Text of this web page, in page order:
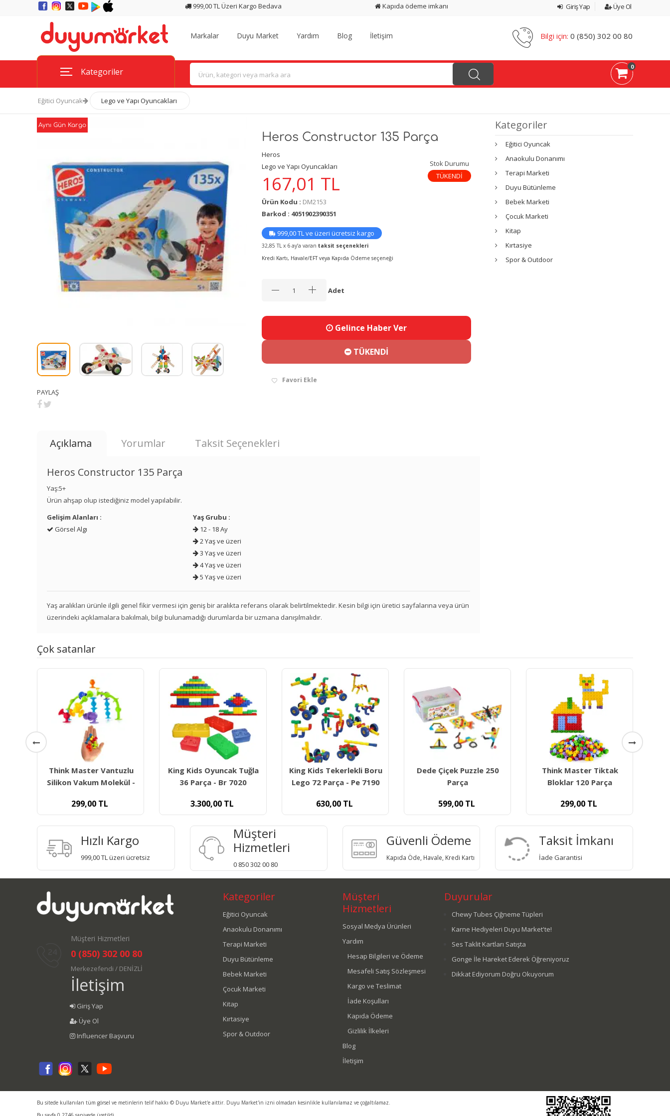
999,00 TL Üzeri Kargo Bedava Kapıda ödeme imkanı Giriş Yap Üye Ol
Markalar Duyu Market Yardım Blog İletişim Bilgi için: 0 (850) 302 00 80
Kategoriler 0
Eğitici Oyuncak Lego ve Yapı Oyuncakları
Aynı Gün Kargo
PAYLAŞ
Heros Constructor 135 Parça
Heros
Lego ve Yapı Oyuncakları
Stok Durumu
TÜKENDİ
167,01 TL
Ürün Kodu : DM2153
Barkod : 4051902390351
999,00 TL ve üzeri ücretsiz kargo
32,85 TL x 6 ay’a varan taksit seçenekleri
Kredi Kartı, Havale/EFT veya Kapıda Ödeme seçeneği
Adet
Gelince Haber Ver
TÜKENDİ
Favori Ekle
Açıklama Yorumlar Taksit Seçenekleri
Heros Constructor 135 Parça
Yaş:5+
Ürün ahşap olup istediğiniz model yapılabilir.
Gelişim Alanları :
Görsel Algı
Yaş Grubu :
12 - 18 Ay
2 Yaş ve üzeri
3 Yaş ve üzeri
4 Yaş ve üzeri
5 Yaş ve üzeri
Yaş aralıkları ürünle ilgili genel fikir vermesi için geniş bir aralıkta referans olarak belirtilmektedir. Kesin bilgi için üretici sayfalarına veya ürün
üzerindeki açıklamalara bakılmalı, bilgi bulunamadığı durumlarda bir uzmana danışılmalıdır.
Kategoriler
Eğitici Oyuncak
Anaokulu Donanımı
Terapi Marketi
Duyu Bütünleme
Bebek Marketi
Çocuk Marketi
Kitap
Kırtasiye
Spor & Outdoor
Çok satanlar
King Kids Oyuncak Tuğla
36 Parça - Br 7020
3.300,00TL
King Kids Tekerlekli Boru
Lego 72 Parça - Pe 7190
630,00TL
Dede Çiçek Puzzle 250
Parça
599,00 TL
Think Master Tiktak
Bloklar 120 Parça
299,00 TL
Kare Kule Bultak 03464
300,00 TL
Hızlı Kargo
999,00 TL üzeri ücretsiz
Müşteri
Hizmetleri
0 850 302 00 80
Güvenli Ödeme
Kapıda Öde, Havale, Kredi Kartı
Taksit İmkanı
İade Garantisi
Müşteri Hizmetleri
0 (850) 302 00 80
Merkezefendi / DENİZLİ
İletişim
Giriş Yap
Üye Ol
Influencer Başvuru
Kategoriler
Eğitici Oyuncak
Anaokulu Donanımı
Terapi Marketi
Duyu Bütünleme
Bebek Marketi
Çocuk Marketi
Kitap
Kırtasiye
Spor & Outdoor
Müşteri
Hizmetleri
Sosyal Medya Ürünleri
Yardım
Hesap Bilgileri ve Ödeme
Mesafeli Satış Sözleşmesi
Kargo ve Teslimat
İade Koşulları
Kapıda Ödeme
Gizlilik İlkeleri
Blog
İletişim
Duyurular
Chewy Tubes Çiğneme Tüpleri
Karne Hediyeleri Duyu Market'te!
Ses Taklit Kartları Satışta
Gonge İle Hareket Ederek Öğreniyoruz
Dikkat Ediyorum Doğru Okuyorum
Bu sitede kullanılan tüm görsel ve metinlerin telif hakkı © Duyu Market'e aittir. Duyu Market'in izni olmadan kesinlikle kullanılamaz ve çoğaltılamaz.